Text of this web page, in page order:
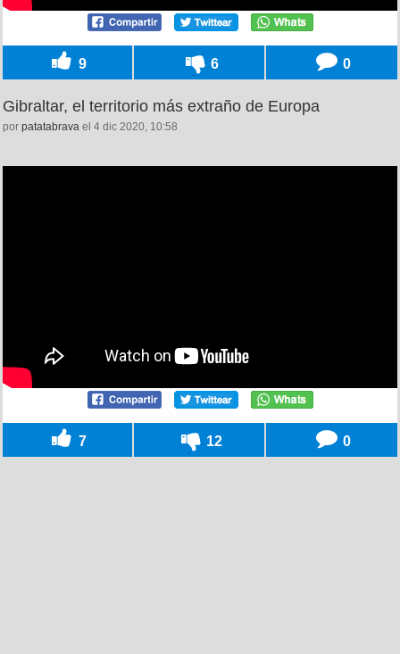
9 6 0
Gibraltar, el territorio más extraño de Europa
por patatabrava el 4 dic 2020, 10:58
7 12 0